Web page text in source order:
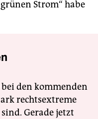
Strom“ habe
den kommenden
rechtsextreme
Gerade jetzt